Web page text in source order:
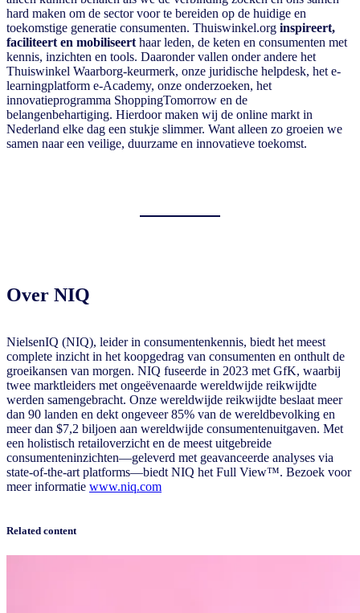
hard maken om de sector voor te bereiden op de huidige en
toekomstige generatie consumenten. Thuiswinkel.org inspireert,
faciliteert en mobiliseert haar leden, de keten en consumenten met
kennis, inzichten en tools. Daaronder vallen onder andere het
Thuiswinkel Waarborg-keurmerk, onze juridische helpdesk, het e-
learningplatform e-Academy, onze onderzoeken, het
innovatieprogramma ShoppingTomorrow en de
belangenbehartiging. Hierdoor maken wij de online markt in
Nederland elke dag een stukje slimmer. Want alleen zo groeien we
samen naar een veilige, duurzame en innovatieve toekomst.
Over NIQ
NielsenIQ (NIQ), leider in consumentenkennis, biedt het meest
complete inzicht in het koopgedrag van consumenten en onthult de
groeikansen van morgen. NIQ fuseerde in 2023 met GfK, waarbij
twee marktleiders met ongeëvenaarde wereldwijde reikwijdte
werden samengebracht. Onze wereldwijde reikwijdte beslaat meer
dan 90 landen en dekt ongeveer 85% van de wereldbevolking en
meer dan $7,2 biljoen aan wereldwijde consumentenuitgaven. Met
een holistisch retailoverzicht en de meest uitgebreide
consumenteninzichten—geleverd met geavanceerde analyses via
state-of-the-art platforms—biedt NIQ het Full View™. Bezoek voor
meer informatie www.niq.com
Related content